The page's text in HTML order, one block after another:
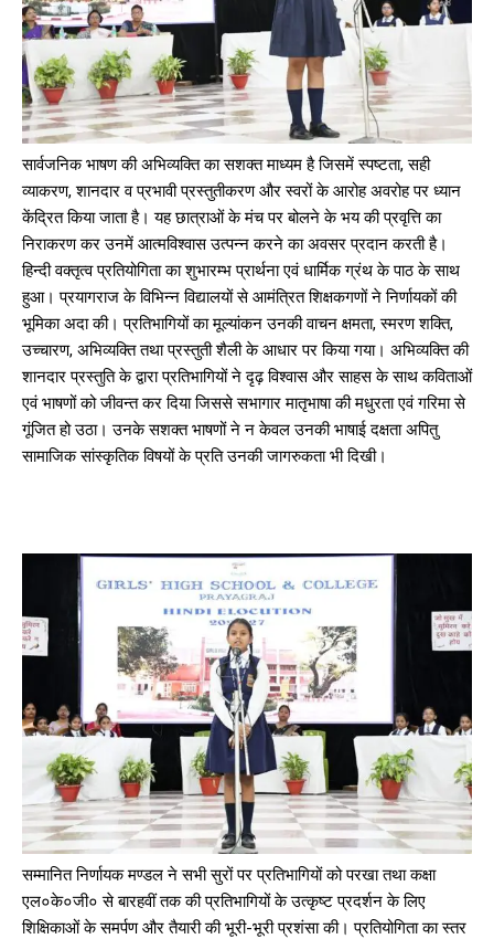
सार्वजनिक भाषण की अभिव्यक्ति का सशक्त माध्यम है जिसमें स्पष्टता, सही
व्याकरण, शानदार व प्रभावी प्रस्तुतीकरण और स्वरों के आरोह अवरोह पर ध्यान
केंद्रित किया जाता है। यह छात्राओं के मंच पर बोलने के भय की प्रवृत्ति का
निराकरण कर उनमें आत्मविश्वास उत्पन्न करने का अवसर प्रदान करती है।
हिन्दी वक्तृत्व प्रतियोगिता का शुभारम्भ प्रार्थना एवं धार्मिक ग्रंथ के पाठ के साथ
हुआ। प्रयागराज के विभिन्न विद्यालयों से आमंत्रित शिक्षकगणों ने निर्णायकों की
भूमिका अदा की। प्रतिभागियों का मूल्यांकन उनकी वाचन क्षमता, स्मरण शक्ति,
उच्चारण, अभिव्यक्ति तथा प्रस्तुती शैली के आधार पर किया गया। अभिव्यक्ति की
शानदार प्रस्तुति के द्वारा प्रतिभागियों ने दृढ़ विश्वास और साहस के साथ कविताओं
एवं भाषणों को जीवन्त कर दिया जिससे सभागार मातृ‌भाषा की मधुरता एवं गरिमा से
गूंजित हो उठा। उनके सशक्त भाषणों ने न केवल उनकी भाषाई दक्षता अपितु
सामाजिक सांस्कृतिक विषयों के प्रति उनकी जागरुकता भी दिखी।
सम्मानित निर्णायक मण्डल ने सभी सुरों पर प्रतिभागियों को परखा तथा कक्षा
एल०के०जी० से बारहवीं तक की प्रतिभागियों के उत्कृष्ट प्रदर्शन के लिए
शिक्षिकाओं के समर्पण और तैयारी की भूरी-भूरी प्रशंसा की। प्रतियोगिता का स्तर